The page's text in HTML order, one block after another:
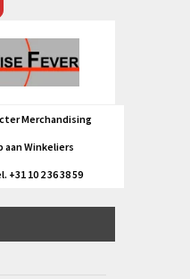
Merchandising
Winkeliers
10 2 36 38 59